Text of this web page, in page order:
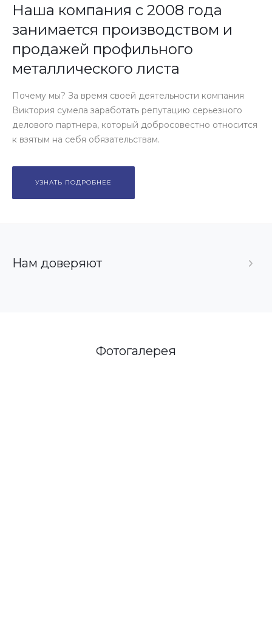
Наша компания с 2008 года
занимается производством и
продажей профильного
металлического листа
Почему мы? За время своей деятельности компания
Виктория сумела заработать репутацию серьезного
делового партнера, который добросовестно относится
к взятым на себя обязательствам.
УЗНАТЬ ПОДРОБНЕЕ
Нам доверяют
Фотогалерея